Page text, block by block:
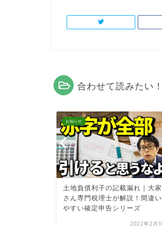
合わせて読みたい！
お知らせ
土地負債利子の記載漏れ｜大家
さん専門税理士が解説！間違い
やすい確定申告シリーズ
2022年2月